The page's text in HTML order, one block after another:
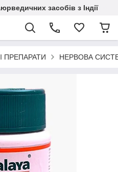
засобів з Індії
ПРЕПАРАТИ НЕРВОВА